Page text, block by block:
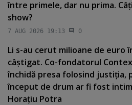
între primele, dar nu prima.
show?
7 AUG 2026 19:13 0
Li s-au cerut milioane de euro
câştigat. Co-fondatorul
închidă presa folosind justiţia,
început de drum ar fi fost
Horaţiu Potra